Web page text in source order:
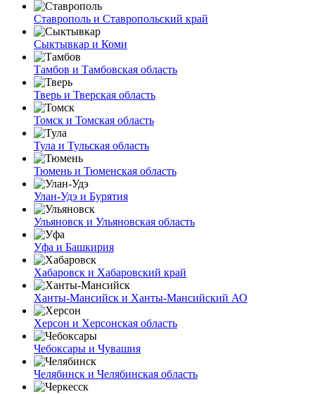
Ставрополь и Ставропольский край
Сыктывкар и Коми
Тамбов и Тамбовская область
Тверь и Тверская область
Томск и Томская область
Тула и Тульская область
Тюмень и Тюменская область
Улан-Удэ и Бурятия
Ульяновск и Ульяновская область
Уфа и Башкирия
Хабаровск и Хабаровский край
Ханты-Мансийск и Ханты-Мансийский АО
Херсон и Херсонская область
Чебоксары и Чувашия
Челябинск и Челябинская область